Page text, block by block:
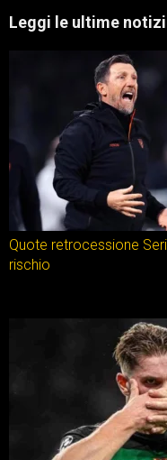
Leggi le ultime
Quote retrocessione
rischio